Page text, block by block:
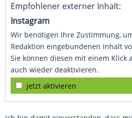
Empfohlener externer Inhalt:
Instagram
Wir benötigen Ihre Zustimmung,
Redaktion eingebundenen Inhalt
Sie können diesen mit einem Klick
auch wieder deaktivieren.
jetzt aktivieren